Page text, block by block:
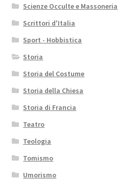
Scienze Occulte e Massoneria
Scrittori d'Italia
Sport - Hobbistica
Storia
Storia del Costume
Storia della Chiesa
Storia di Francia
Teatro
Teologia
Tomismo
Umorismo